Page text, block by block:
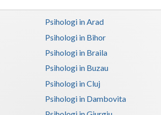
Psihologi in Arad
Psihologi in Bihor
Psihologi in Braila
Psihologi in Buzau
Psihologi in Cluj
Psihologi in Dambovita